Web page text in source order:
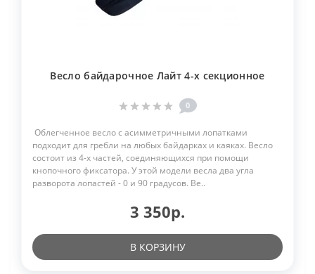
Весло байдарочное Лайт 4-х секционное
0
Облегченное весло с асимметричными лопатками
подходит для гребли на любых байдарках и каяках. Весло
состоит из 4-х частей, соединяющихся при помощи
кнопочного фиксатора. У этой модели весла два угла
разворота лопастей - 0 и 90 градусов. Ве..
3 350р.
В КОРЗИНУ